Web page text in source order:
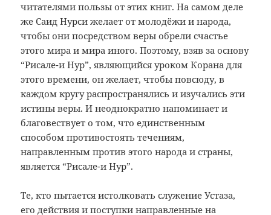
читателями пользы от этих книг. На самом деле
же Саид Нурси желает от молодёжи и народа,
чтобы они посредством веры обрели счастье
этого мира и мира иного. Поэтому, взяв за основу
“Рисале-и Нур”, являющийся уроком Корана для
этого времени, он желает, чтобы повсюду, в
каждом кругу распространялись и изучались эти
истины веры. И неоднократно напоминает и
благовествует о том, что единственным
способом противостоять течениям,
направленным против этого народа и страны,
является “Рисале-и Нур”.
Те, кто пытается истолковать служение Устаза,
его действия и поступки направленные на